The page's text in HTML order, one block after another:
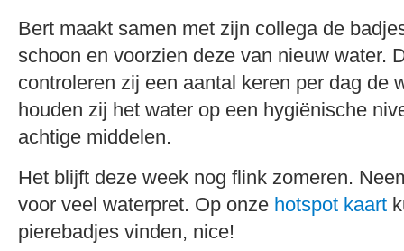
Bert maakt samen met zijn collega de
schoon en voorzien deze van nieuw water.
controleren zij een aantal keren per dag de
houden zij het water op een hygiënische
achtige middelen.
Het blijft deze week nog flink zomeren.
voor veel waterpret. Op onze hotspot kaart
pierebadjes vinden, nice!